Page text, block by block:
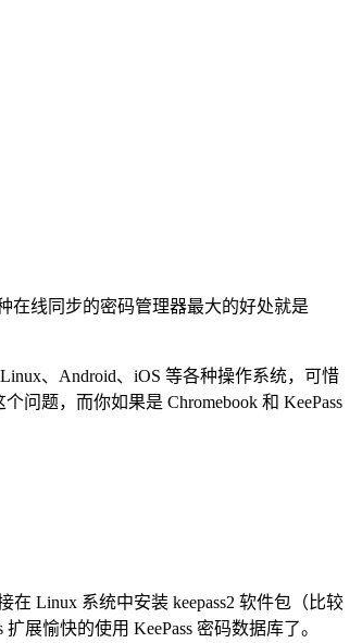
在线同步的密码管理器最大的好处就是
、Android、iOS 等各种操作系统，可惜
问题，而你如果是 Chromebook 和 KeePass
Linux 系统中安装 keepass2 软件包（比较
展愉快的使用 KeePass 密码数据库了。